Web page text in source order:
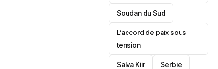
‎Soudan du Sud
L’accord de paix sous
tension
Salva Kiir ‎Serbie